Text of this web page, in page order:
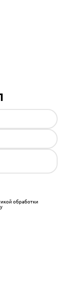
обработки